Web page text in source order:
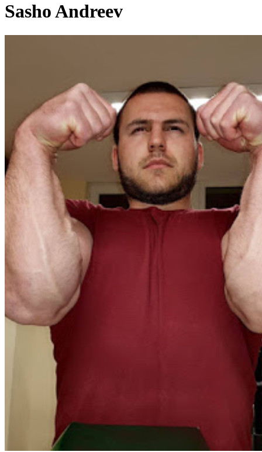
Sasho Andreev